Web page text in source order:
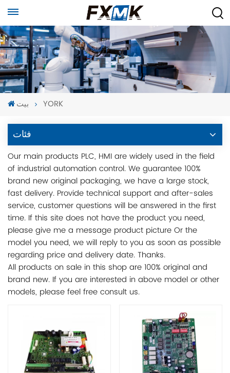
بيت YORK
فئات
Our main products PLC, HMI are widely used in the field
of industrial automation control. We guarantee 100%
brand new original packaging, we have a large stock,
fast delivery. Provide technical support and after-sales
service, customer questions will be answered in the first
time. If this site does not have the product you need,
please give me a message product picture Or the
model you need, we will reply to you as soon as possible
regarding price and delivery date. Thanks.
All products on sale in this shop are 100% original and
brand new. If you are interested in above model or other
models, please feel free consult us.